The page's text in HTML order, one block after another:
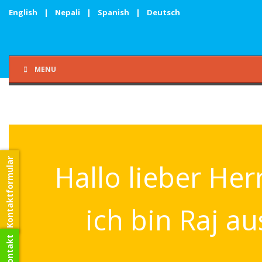
English | Nepali | Spanish | Deutsch
MENU
Hallo lieber
ich bin Raj
Kontaktformular